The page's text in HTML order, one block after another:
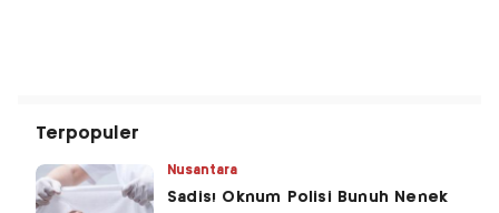
Terpopuler
Nusantara
Sadis! Oknum Polisi Bunuh Nenek